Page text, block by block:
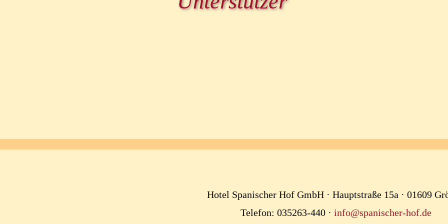
Hotel Spanischer Hof GmbH · Hauptstraße 15a · 01609
Telefon: 035263-440 · info@spanischer-hof.de